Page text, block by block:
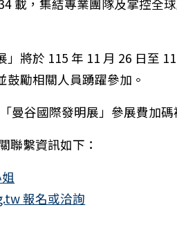
導—師傅校長的變與不變》
載，集結專業團隊及掌控全
將於 115 年 11 月 26 日至
勵相關人員踴躍參加。
曼谷國際發明展」參展費加碼
聯繫資訊如下：
報名或洽詢